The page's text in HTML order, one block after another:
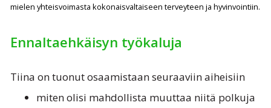
mielen yhteisvoimasta kokonaisvaltaiseen terveyteen ja hyvinvointiin.
Ennaltaehkäisyn työkaluja
Tiina on tuonut osaamistaan seuraaviin aiheisiin
miten olisi mahdollista muuttaa niitä polkuja